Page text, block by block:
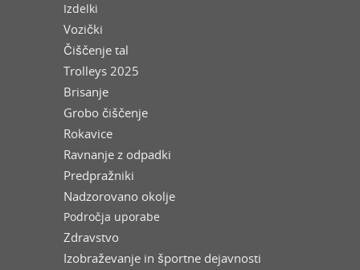
Izdelki
Vozički
Čiščenje tal
Trolleys 2025
Brisanje
Grobo čiščenje
Rokavice
Ravnanje z odpadki
Predpražniki
Nadzorovano okolje
Področja uporabe
Zdravstvo
Izobraževanje in športne dejavnosti